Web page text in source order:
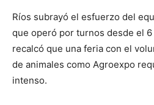
Ríos subrayó el esfuerzo del
que operó por turnos desde el 6
recalcó que una feria con el
de animales como Agroexpo
intenso.